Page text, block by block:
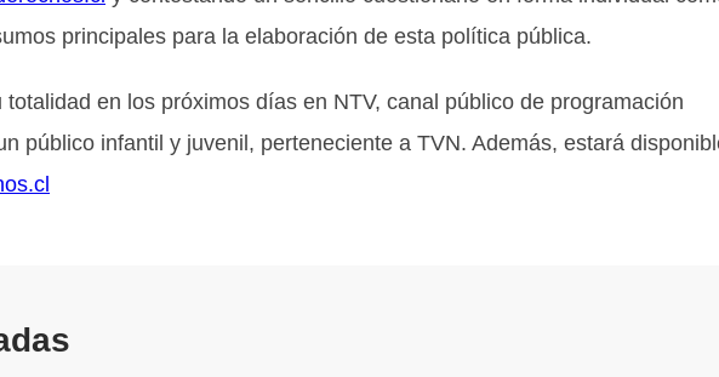
principales para la elaboración de esta política pública.
en los próximos días en NTV, canal público de programación
público infantil y juvenil, perteneciente a TVN. Además, estará